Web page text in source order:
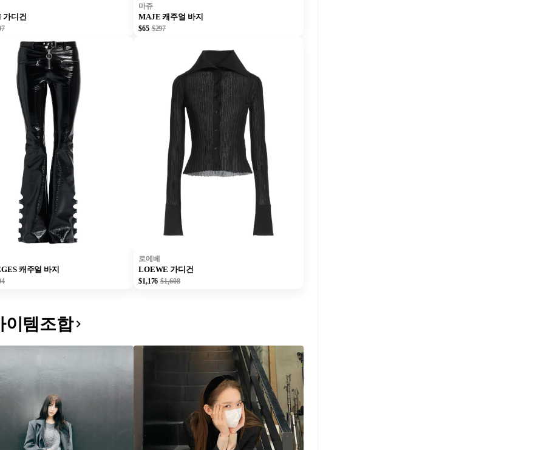
가디건
마쥬
MAJE 캐주얼 바지
$65 $297
캐주얼 바지
로에베
LOEWE 가디건
$1,176 $1,608
이템조합